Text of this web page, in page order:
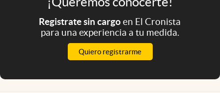
Registrate sin cargoen El Cronista
para una experiencia a tu medida.
Quiero registrarme